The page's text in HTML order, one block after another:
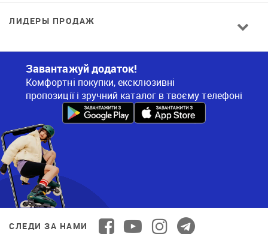
ЛИДЕРЫ ПРОДАЖ
Завантажуй додаток!
Комфортні покупки, ексклюзивні
пропозиції і зручний каталог в твоєму телефоні
СЛЕДИ ЗА НАМИ